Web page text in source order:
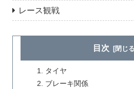
レース観戦
目次
タイヤ
ブレーキ関係